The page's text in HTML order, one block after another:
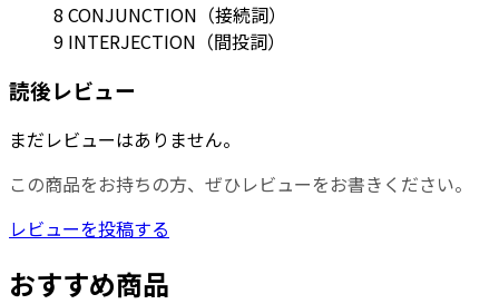
8 CONJUNCTION（接続詞）
9 INTERJECTION（間投詞）
読後レビュー
まだレビューはありません。
この商品をお持ちの方、ぜひレビューをお書きください。
レビューを投稿する
おすすめ商品